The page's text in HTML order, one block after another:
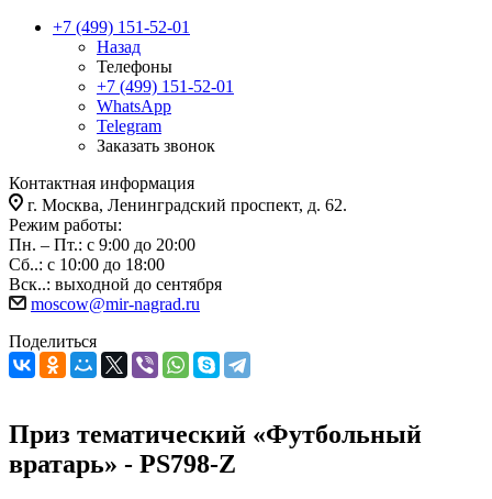
+7 (499) 151-52-01
Назад
Телефоны
+7 (499) 151-52-01
WhatsApp
Telegram
Заказать звонок
Контактная информация
г. Москва, Ленинградский проспект, д. 62.
Режим работы:
Пн. – Пт.: с 9:00 до 20:00
Сб..: с 10:00 до 18:00
Вск..: выходной до сентября
moscow@mir-nagrad.ru
Поделиться
Приз тематический «Футбольный
вратарь» - PS798-Z